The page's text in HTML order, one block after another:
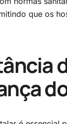
que os